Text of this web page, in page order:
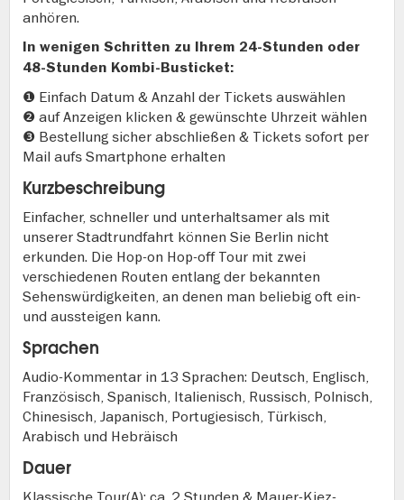
anhören.
In wenigen Schritten zu Ihrem 24-Stunden oder
48-Stunden Kombi-Busticket:
❶ Einfach Datum & Anzahl der Tickets auswählen
❷ auf Anzeigen klicken & gewünschte Uhrzeit wählen
❸ Bestellung sicher abschließen & Tickets sofort per
Mail aufs Smartphone erhalten
Kurzbeschreibung
Einfacher, schneller und unterhaltsamer als mit
unserer Stadtrundfahrt können Sie Berlin nicht
erkunden. Die Hop-on Hop-off Tour mit zwei
verschiedenen Routen entlang der bekannten
Sehenswürdigkeiten, an denen man beliebig oft ein-
und aussteigen kann.
Sprachen
Audio-Kommentar in 13 Sprachen: Deutsch, Englisch,
Französisch, Spanisch, Italienisch, Russisch, Polnisch,
Chinesisch, Japanisch, Portugiesisch, Türkisch,
Arabisch und Hebräisch
Dauer